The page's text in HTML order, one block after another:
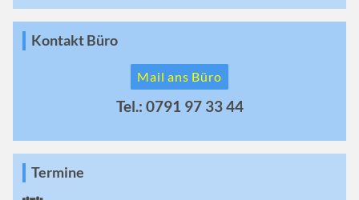
Kontakt Büro
Mail ans Büro
Tel.: 0791 97 33 44
Termine